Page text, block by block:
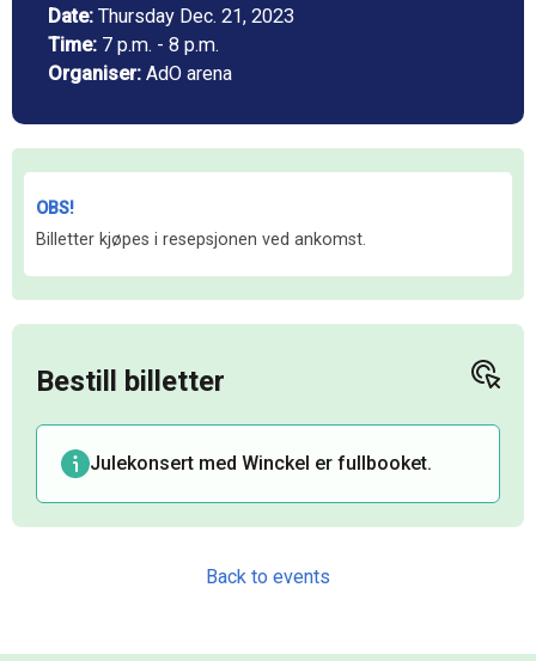
Date: Thursday Dec. 21, 2023
Time: 7 p.m. - 8 p.m.
Organiser: AdO arena
OBS!
Billetter kjøpes i resepsjonen ved ankomst.
Back to events